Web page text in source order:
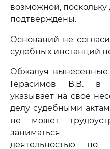
возможной, поскольку
подтверждены.
Оснований не
судебных инстанций
Обжалуя вынесенные
Герасимов В.В. в
указывает на свое
делу судебными
не может
заниматься
деятельностью по